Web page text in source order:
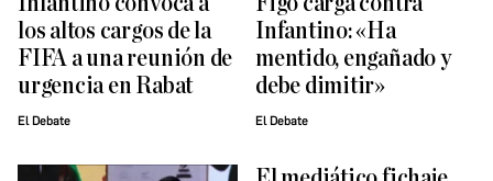
los altos cargos de la
FIFA a una reunión de
urgencia en Rabat
El Debate
Infantino: «Ha
mentido, engañado y
debe dimitir»
El Debate